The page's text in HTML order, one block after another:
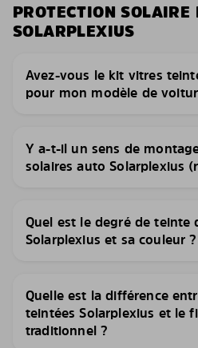
PROTECTION SOLAIRE
SOLARPLEXIUS
Avez-vous le kit vitres
pour mon modèle de
Y a-t-il un sens de
solaires auto Solarplexius
Quel est le degré de teinte
Solarplexius et sa couleur ?
Quelle est la différence
teintées Solarplexius et le
traditionnel ?